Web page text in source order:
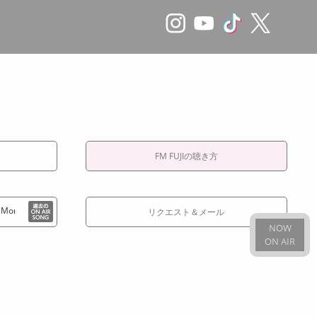
／ juno 03:25 Walking “A” Street ／ juno
FM FUJIの聴き方
リクエスト＆メール
NOW
ON AIR